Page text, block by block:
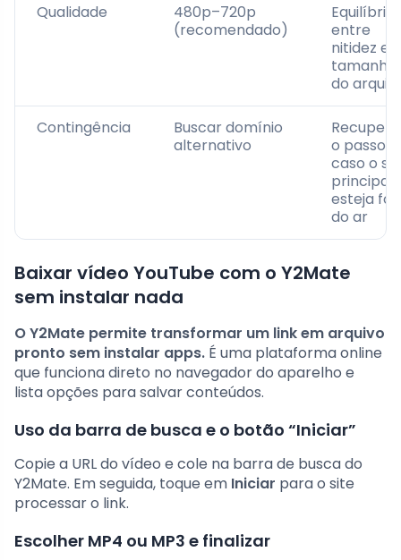
Qualidade
480p–720p
(recomendado)
Equilíbrio
entre
nitidez e
tamanho
do
Contingência
Buscar domínio
alternativo
o passo
caso o
principal
esteja
do ar
Baixar vídeo YouTube com o Y2Mate
sem instalar nada
O Y2Mate permite transformar um link em arquivo
pronto sem instalar apps. É uma plataforma online
que funciona direto no navegador do aparelho e
lista opções para salvar conteúdos.
Uso da barra de busca e o botão “Iniciar”
Copie a URL do vídeo e cole na barra de busca do
Y2Mate. Em seguida, toque em Iniciar para o site
processar o link.
Escolher MP4 ou MP3 e finalizar